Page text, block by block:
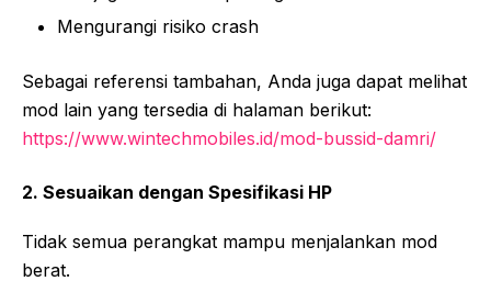
Mengurangi risiko crash
Sebagai referensi tambahan, Anda juga dapat melihat
mod lain yang tersedia di halaman berikut:
https://www.wintechmobiles.id/mod-bussid-damri/
2. Sesuaikan dengan Spesifikasi HP
Tidak semua perangkat mampu menjalankan mod
berat.